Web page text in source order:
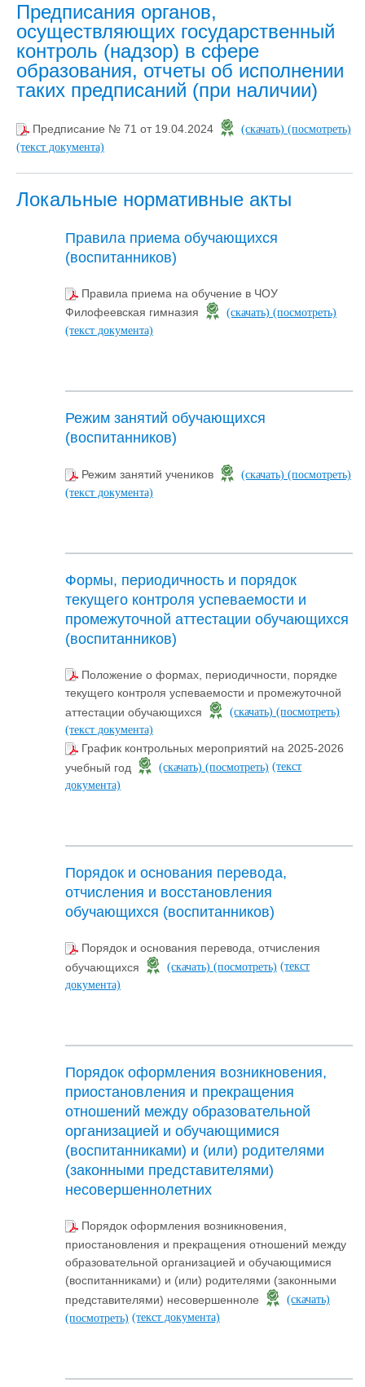
Предписания органов,
осуществляющих государственный
контроль (надзор) в сфере
образования, отчеты об исполнении
таких предписаний (при наличии)
Предписание № 71 от 19.04.2024 (скачать) (посмотреть)
(текст документа)
Локальные нормативные акты
Правила приема обучающихся
(воспитанников)
Правила приема на обучение в ЧОУ
Филофеевская гимназия
(скачать) (посмотреть)
(текст документа)
Режим занятий обучающихся
(воспитанников)
Режим занятий учеников (скачать) (посмотреть)
(текст документа)
Формы, периодичность и порядок
текущего контроля успеваемости и
промежуточной аттестации обучающихся
(воспитанников)
Положение о формах, периодичности, порядке
текущего контроля успеваемости и промежуточной
аттестации обучающихся
(скачать) (посмотреть)
(текст документа)
График контрольных мероприятий на 2025-2026
учебный год
(скачать) (посмотреть) (текст
документа)
Порядок и основания перевода,
отчисления и восстановления
обучающихся (воспитанников)
Порядок и основания перевода, отчисления
обучающихся
(скачать) (посмотреть) (текст
документа)
Порядок оформления возникновения,
приостановления и прекращения
отношений между образовательной
организацией и обучающимися
(воспитанниками) и (или) родителями
(законными представителями)
несовершеннолетних
Порядок оформления возникновения,
приостановления и прекращения отношений между
образовательной организацией и обучающимися
(воспитанниками) и (или) родителями (законными
представителями) несовершенноле
(скачать)
(посмотреть) (текст документа)